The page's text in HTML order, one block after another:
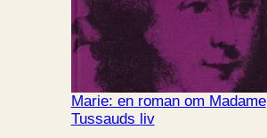
Marie: en roman om Madame
Tussauds liv